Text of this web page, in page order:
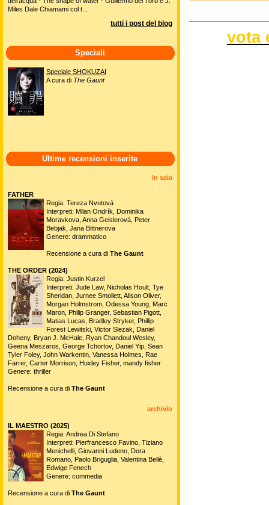
vota
Miles Dale Chiamami col t...
tutti i post del blog
Speciali
Speciale SHOKUZAI
A cura di The Gaunt
Ultime recensioni inserite
in sala
FATHER
Regia: Tereza Nvotová
Interpreti: Milan Ondrík, Dominika
Moravkova, Anna Geislerová, Peter
Bebjak, Jana Bittnerova
Genere: drammatico
Recensione a cura di The Gaunt
THE ORDER (2024)
Regia: Justin Kurzel
Interpreti: Jude Law, Nicholas Hoult, Tye
Sheridan, Jurnee Smollett, Alison Oliver,
Morgan Holmstrom, Odessa Young, Marc
Maron, Philip Granger, Sebastian Pigott,
Matias Lucas, Bradley Stryker, Phillip
Forest Lewitski, Victor Slezak, Daniel
Doheny, Bryan J. McHale, Ryan Chandoul Wesley,
Geena Meszaros, George Tchortov, Daniel Yip, Sean
Tyler Foley, John Warkentin, Vanessa Holmes, Rae
Farrer, Carter Morrison, Huxley Fisher, mandy fisher
Genere: thriller
Recensione a cura di The Gaunt
archivio
IL MAESTRO (2025)
Regia: Andrea Di Stefano
Interpreti: Pierfrancesco Favino, Tiziano
Menichelli, Giovanni Ludeno, Dora
Romano, Paolo Briguglia, Valentina Bellè,
Edwige Fenech
Genere: commedia
Recensione a cura di The Gaunt